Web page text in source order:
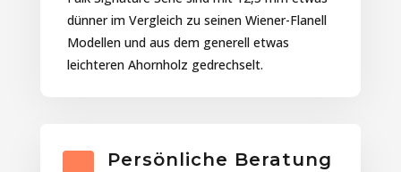
dünner im Vergleich zu seinen Wiener-Flanell
Modellen und aus dem generell etwas
leichteren Ahornholz gedrechselt.
Persönliche Beratung